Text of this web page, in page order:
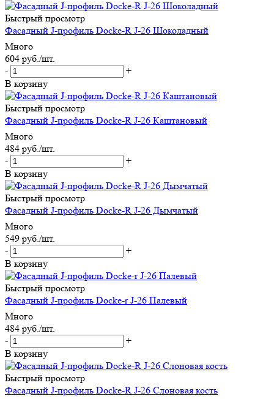
Быстрый просмотр
Фасадный J-профиль Docke-R J-26 Шоколадный
Много
604 руб./шт.
-
+
В корзину
Быстрый просмотр
Фасадный J-профиль Docke-R J-26 Каштановый
Много
484 руб./шт.
-
+
В корзину
Быстрый просмотр
Фасадный J-профиль Docke-R J-26 Дымчатый
Много
549 руб./шт.
-
+
В корзину
Быстрый просмотр
Фасадный J-профиль Docke-r J-26 Палевый
Много
484 руб./шт.
-
+
В корзину
Быстрый просмотр
Фасадный J-профиль Docke-R J-26 Слоновая кость